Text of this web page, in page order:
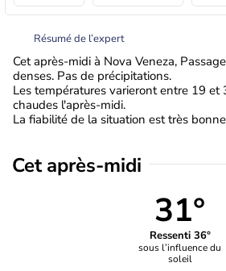
Résumé de l’expert
Cet après-midi à Nova Veneza,
denses. Pas de précipitations.
Les températures varieront entre 19 et
chaudes l'après-midi.
La fiabilité de la situation est très
Cet après-midi
31°
Ressenti 36°
sous l’influence du
soleil